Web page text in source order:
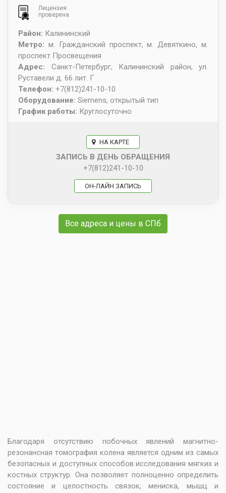
Лицензия
проверена
Район: Калининский
Метро: м. Гражданский проспект, м. Девяткино, м.
проспект Просвещения
Адрес: Санкт-Петербург, Калининский район, ул.
Руставели д. 66 лит. Г
Телефон: +7(812)241-10-10
Оборудование: Siemens, открытый тип
График работы: Круглосуточно
НА КАРТЕ
ЗАПИСЬ В ДЕНЬ ОБРАЩЕНИЯ
+7(812)241-10-10
ОН-ЛАЙН ЗАПИСЬ
Все адреса и цены в СПб
Благодаря отсутствию побочных явлений магнитно-
резонансная томография колена является одним из самых
безопасных и доступных способов исследования мягких и
костных структур. Она позволяет полноценно определить
состояние и целостность связок, мениска, мышц и